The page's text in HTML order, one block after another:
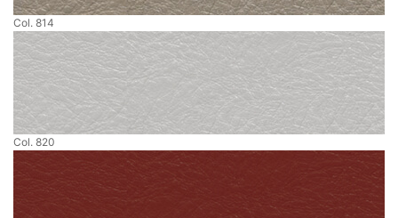
Col. 814
Col. 820